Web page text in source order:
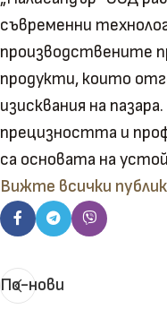
съвременни
производствените
продукти, които
изисквания на
прецизността и
са основата на
Вижте всички
По-нови